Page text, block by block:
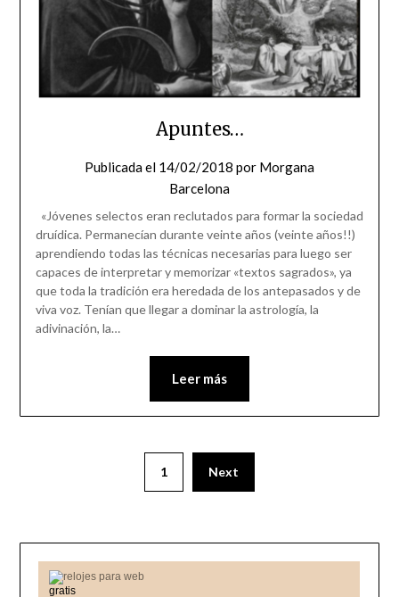
Apuntes…
Publicada el 14/02/2018 por Morgana
Barcelona
«Jóvenes selectos eran reclutados para formar la sociedad
druídica. Permanecían durante veinte años (veinte años!!)
aprendiendo todas las técnicas necesarias para luego ser
capaces de interpretar y memorizar «textos sagrados», ya
que toda la tradición era heredada de los antepasados y de
viva voz. Tenían que llegar a dominar la astrología, la
adivinación, la…
Leer más
1 Next
relojes para web